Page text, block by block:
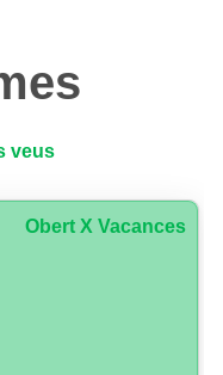
veus
Obert X Vacances